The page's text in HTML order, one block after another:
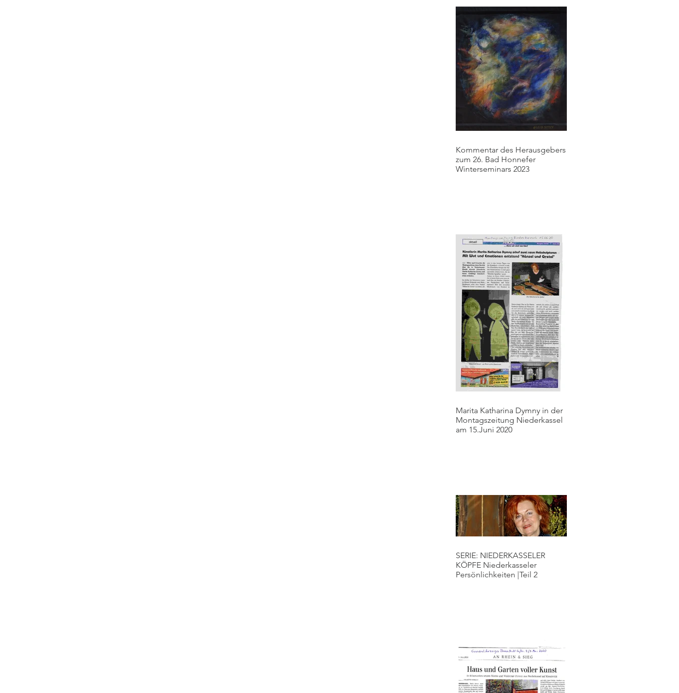
Kommentar des Herausgebers
zum 26. Bad Honnefer
Winterseminars 2023
Marita Katharina Dymny in der
Montagszeitung Niederkassel
am 15.Juni 2020
SERIE: NIEDERKASSELER
KÖPFE Niederkasseler
Persönlichkeiten |Teil 2